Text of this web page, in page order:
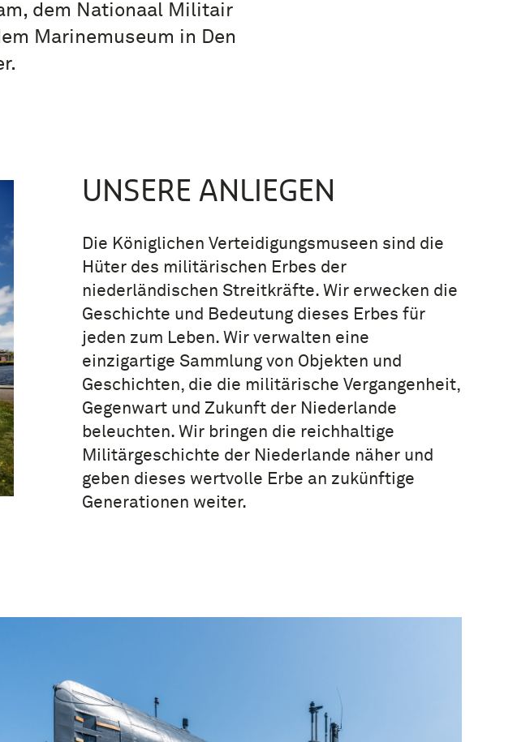
dem Nationaal Militair
Marinemuseum in Den
UNSERE ANLIEGEN
Die Königlichen Verteidigungsmuseen sind die
Hüter des militärischen Erbes der
niederländischen Streitkräfte. Wir erwecken die
Geschichte und Bedeutung dieses Erbes für
jeden zum Leben. Wir verwalten eine
einzigartige Sammlung von Objekten und
Geschichten, die die militärische Vergangenheit,
Gegenwart und Zukunft der Niederlande
beleuchten. Wir bringen die reichhaltige
Militärgeschichte der Niederlande näher und
geben dieses wertvolle Erbe an zukünftige
Generationen weiter.